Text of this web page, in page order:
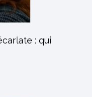
: qui